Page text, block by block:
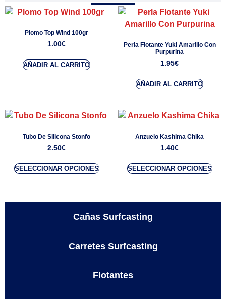
Plomo Top Wind 100gr
1.00€
AÑADIR AL CARRITO
Perla Flotante Yuki Amarillo Con
Purpurina
1.95€
AÑADIR AL CARRITO
Tubo De Silicona Stonfo
2.50€
SELECCIONAR OPCIONES
Anzuelo Kashima Chika
1.40€
SELECCIONAR OPCIONES
Cañas Surfcasting
Carretes Surfcasting
Flotantes